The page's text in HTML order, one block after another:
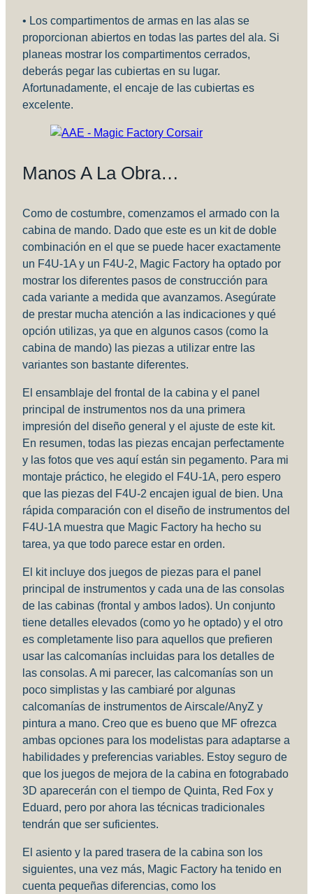
• Los compartimentos de armas en las alas se
proporcionan abiertos en todas las partes del ala. Si
planeas mostrar los compartimentos cerrados,
deberás pegar las cubiertas en su lugar.
Afortunadamente, el encaje de las cubiertas es
excelente.
Manos A La Obra…
Como de costumbre, comenzamos el armado con la
cabina de mando. Dado que este es un kit de doble
combinación en el que se puede hacer exactamente
un F4U-1A y un F4U-2, Magic Factory ha optado por
mostrar los diferentes pasos de construcción para
cada variante a medida que avanzamos. Asegúrate
de prestar mucha atención a las indicaciones y qué
opción utilizas, ya que en algunos casos (como la
cabina de mando) las piezas a utilizar entre las
variantes son bastante diferentes.
El ensamblaje del frontal de la cabina y el panel
principal de instrumentos nos da una primera
impresión del diseño general y el ajuste de este kit.
En resumen, todas las piezas encajan perfectamente
y las fotos que ves aquí están sin pegamento. Para mi
montaje práctico, he elegido el F4U-1A, pero espero
que las piezas del F4U-2 encajen igual de bien. Una
rápida comparación con el diseño de instrumentos del
F4U-1A muestra que Magic Factory ha hecho su
tarea, ya que todo parece estar en orden.
El kit incluye dos juegos de piezas para el panel
principal de instrumentos y cada una de las consolas
de las cabinas (frontal y ambos lados). Un conjunto
tiene detalles elevados (como yo he optado) y el otro
es completamente liso para aquellos que prefieren
usar las calcomanías incluidas para los detalles de
las consolas. A mi parecer, las calcomanías son un
poco simplistas y las cambiaré por algunas
calcomanías de instrumentos de Airscale/AnyZ y
pintura a mano. Creo que es bueno que MF ofrezca
ambas opciones para los modelistas para adaptarse a
habilidades y preferencias variables. Estoy seguro de
que los juegos de mejora de la cabina en fotograbado
3D aparecerán con el tiempo de Quinta, Red Fox y
Eduard, pero por ahora las técnicas tradicionales
tendrán que ser suficientes.
El asiento y la pared trasera de la cabina son los
siguientes, una vez más, Magic Factory ha tenido en
cuenta pequeñas diferencias, como los